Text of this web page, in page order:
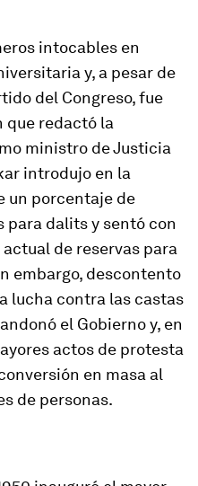
intocables en
y, a pesar de
del Congreso, fue
que redactó la
ministro de Justicia
introdujo en la
un porcentaje de
para dalitsy sentó con
de reservas para
embargo, descontento
lucha contra las castas
el Gobierno y, en
actos de protesta
en masa al
de personas.